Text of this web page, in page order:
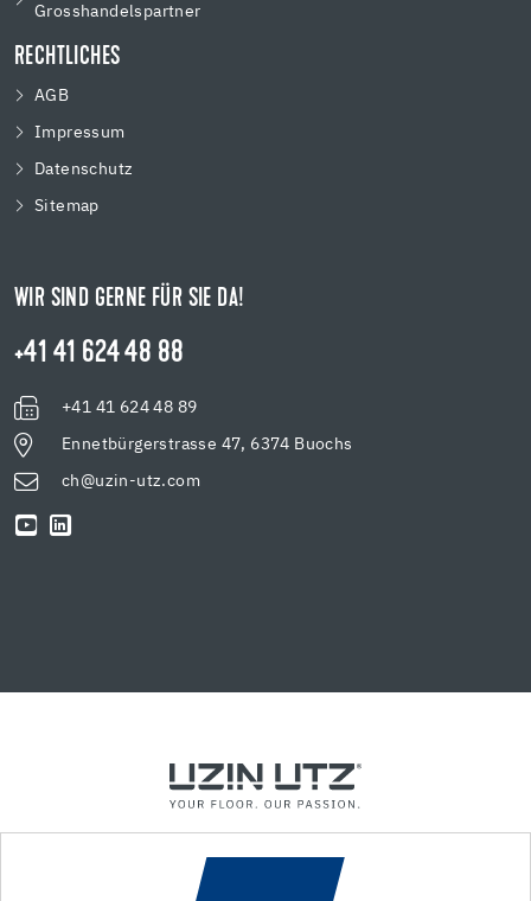
Grosshandelspartner
RECHTLICHES
AGB
Impressum
Datenschutz
Sitemap
WIR SIND GERNE FÜR SIE DA!
+41 41 624 48 88
+41 41 624 48 89
Ennetbürgerstrasse 47, 6374 Buochs
ch@uzin-utz.com